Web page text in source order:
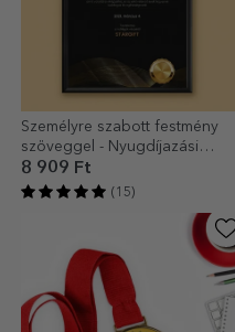
Személyre szabott festmény
szöveggel - Nyugdíjazási
üzenet
8 909 Ft
(15)